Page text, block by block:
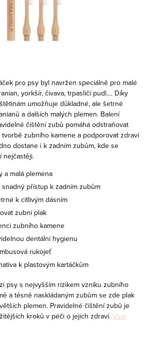
pro psy byl navržen speciálně pro malé
yorkšír, čivava, trpasličí pudl.... Díky
umožňuje důkladné, ale šetrné
a dalších malých plemen. Balení
čištění zubů pomáhá odstraňovat
zubního kamene a podporovat zdraví
dostane i k zadním zubům, kde se
nejčastěji.
a malá plemena
snadný přístup k zadním zubům
k citlivým dásním
zubní plak
zubního kamene
dentální hygienu
rukojeť
k plastovým kartáčkům
psy s nejvyšším rizikem vzniku zubního
a těsně naskládaným zubům se zde plak
plemen. Pravidelné čištění zubů je
kroků v péči o jejich zdraví. Více